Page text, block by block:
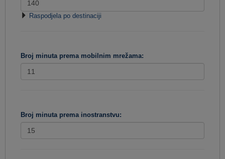
Raspodjela po destinaciji
Broj minuta prema mobilnim mrežama:
Broj minuta prema inostranstvu: